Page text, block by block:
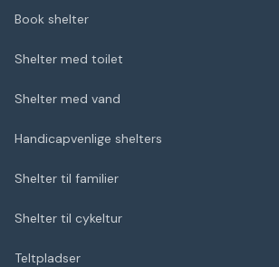
Book shelter
Shelter med toilet
Shelter med vand
Handicapvenlige shelters
Shelter til familier
Shelter til cykeltur
Teltpladser